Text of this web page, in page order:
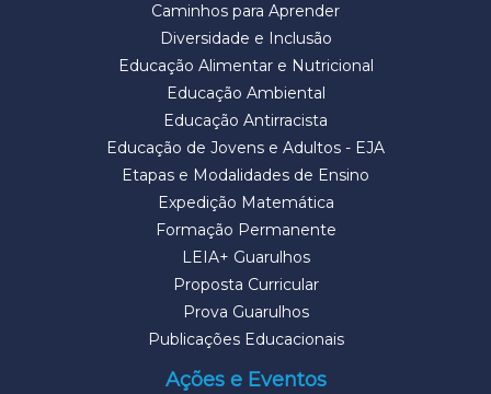
Caminhos para Aprender
Diversidade e Inclusão
Educação Alimentar e Nutricional
Educação Ambiental
Educação Antirracista
Educação de Jovens e Adultos - EJA
Etapas e Modalidades de Ensino
Expedição Matemática
Formação Permanente
LEIA+ Guarulhos
Proposta Curricular
Prova Guarulhos
Publicações Educacionais
Ações e Eventos